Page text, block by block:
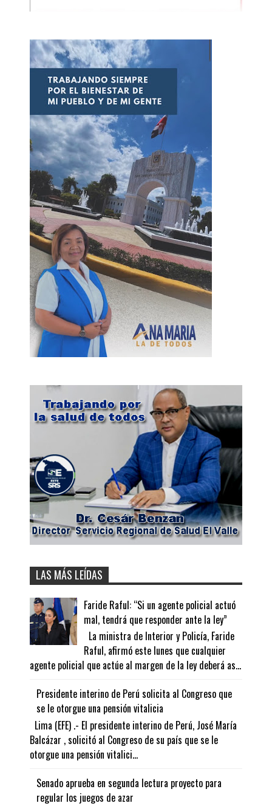
LAS MÁS LEÍDAS
Faride Raful: “Si un agente policial actuó
mal, tendrá que responder ante la ley”
La ministra de Interior y Policía, Faride
Raful, afirmó este lunes que cualquier
agente policial que actúe al margen de la ley deberá as...
Presidente interino de Perú solicita al Congreso que
se le otorgue una pensión vitalicia
Lima (EFE) .- El presidente interino de Perú, José María
Balcázar , solicitó al Congreso de su país que se le
otorgue una pensión vitalici...
Senado aprueba en segunda lectura proyecto para
regular los juegos de azar